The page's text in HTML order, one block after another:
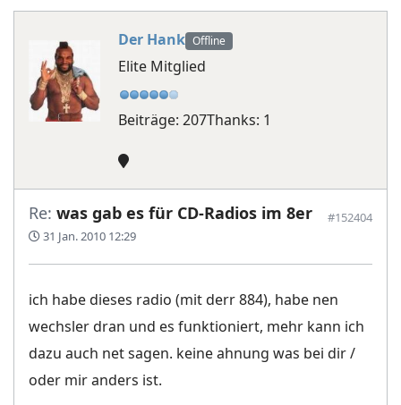
Der Hank Offline
Elite Mitglied
Beiträge: 207Thanks: 1
Re: was gab es für CD-Radios im 8er
31 Jan. 2010 12:29
#152404
ich habe dieses radio (mit derr 884), habe nen
wechsler dran und es funktioniert, mehr kann ich
dazu auch net sagen. keine ahnung was bei dir /
oder mir anders ist.